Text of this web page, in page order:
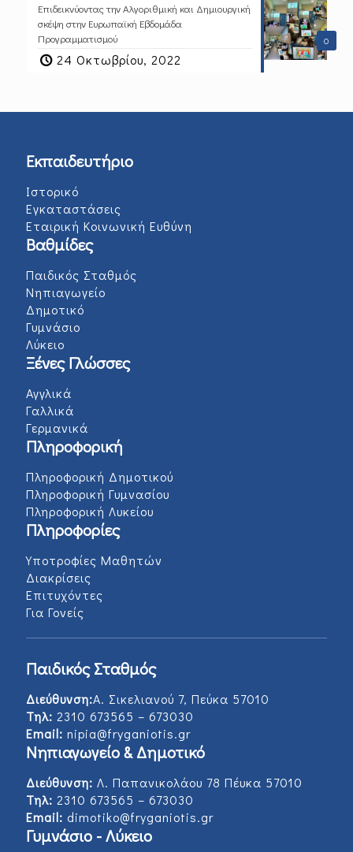
0
Επιδεικνύοντας την Αλγοριθμική και Δημιουργική
σκέψη στην Ευρωπαϊκή Εβδομάδα
Προγραμματισμού
24 Οκτωβρίου, 2022
Εκπαιδευτήριο
Ιστορικό
Εγκαταστάσεις
Εταιρική Κοινωνική Ευθύνη
Βαθμίδες
Παιδικός Σταθμός
Νηπιαγωγείο
Δημοτικό
Γυμνάσιο
Λύκειο
Ξένες Γλώσσες
Αγγλικά
Γαλλικά
Γερμανικά
Πληροφορική
Πληροφορική Δημοτικού
Πληροφορική Γυμνασίου
Πληροφορική Λυκείου
Πληροφορίες
Υποτροφίες Μαθητών
Διακρίσεις
Επιτυχόντες
Για Γονείς
Παιδικός Σταθμός
Διεύθυνση:Α. Σικελιανού 7, Πεύκα 57010
Τηλ: 2310 673565 – 673030
Email: nipia@fryganiotis.gr
Νηπιαγωγείο & Δημοτικό
Διεύθυνση: Λ. Παπανικολάου 78 Πέυκα 57010
Τηλ: 2310 673565 – 673030
Email: dimotiko@fryganiotis.gr
Γυμνάσιο - Λύκειο